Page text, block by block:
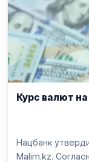
Курс валют
Нацбанк